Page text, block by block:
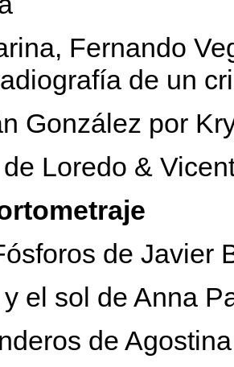
Fernando
de un
González por
Loredo &
de Javier
el sol de Anna
de